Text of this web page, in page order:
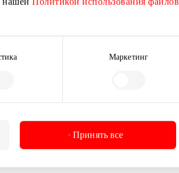
Маркетинг
Принять все